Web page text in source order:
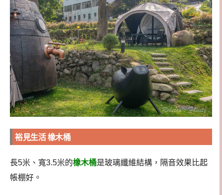
裕見生活 橡木桶
長5米、寬3.5米的橡木桶是玻璃纖維結構，隔音效果比起
帳棚好。